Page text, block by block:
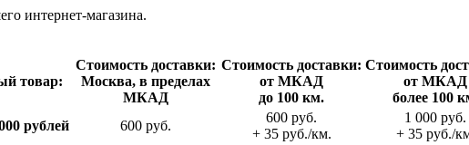
интернет-магазина.
товар:
Стои­мость доставки:
Москва, в пределах
МКАД
Стои­мость доставки:
от МКАД
до 100 км.
Стои­мость
от МКАД
более 100
рублей
600 руб.
600 руб.
+ 35 руб./км.
1 000 руб.
+ 35 руб./